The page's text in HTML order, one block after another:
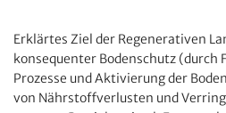
Erklärtes Ziel der Regenerativen
konsequenter Bodenschutz (durch
Prozesse und Aktivierung der
von Nährstoffverlusten und